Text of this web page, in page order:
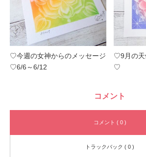
♡今週の女神からのメッセージ
♡6/6～6/12
♡9月の天
♡
コメント
コメント ( 0 )
トラックバック ( 0 )